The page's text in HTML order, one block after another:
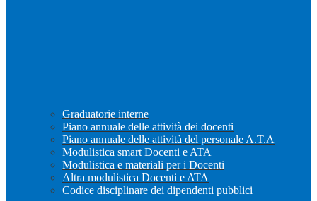
Graduatorie interne
Piano annuale delle attività dei docenti
Piano annuale delle attività del personale A.T.A
Modulistica smart Docenti e ATA
Modulistica e materiali per i Docenti
Altra modulistica Docenti e ATA
Codice disciplinare dei dipendenti pubblici